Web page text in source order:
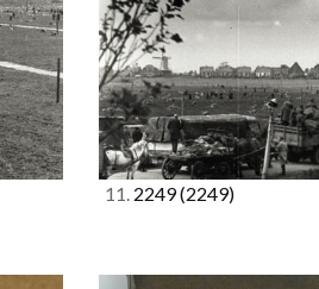
11. 2249(2249)